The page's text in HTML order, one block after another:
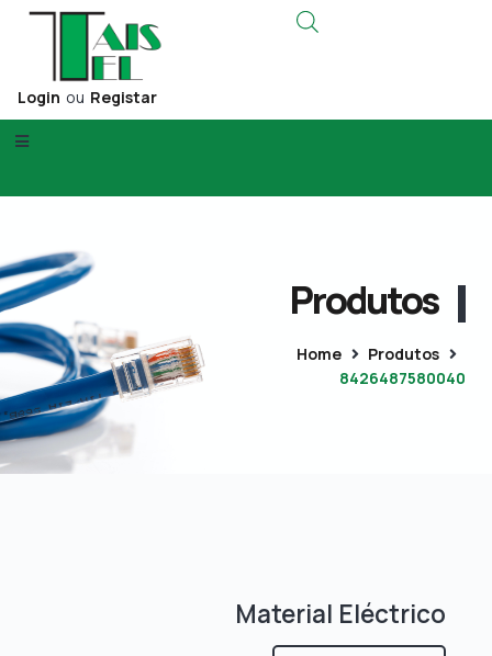
Login ou Registar
Produtos
Home
Produtos
8426487580040
Material Eléctrico